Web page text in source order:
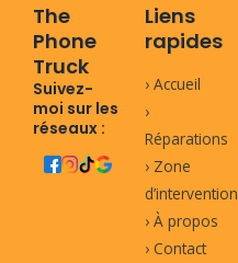
The
Phone
Truck
Suivez-
moi sur les
réseaux :
Liens
rapides
› Accueil
›
Réparations
› Zone
d’intervention
› À propos
› Contact